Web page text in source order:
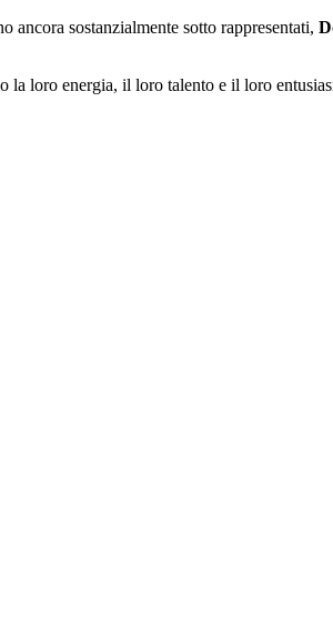
sostanzialmente sotto rappresentati,
la loro energia, il loro talento e il loro